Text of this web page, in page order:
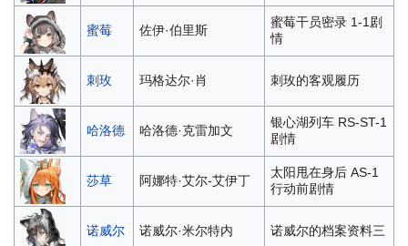
蜜莓 佐伊·伯里斯
蜜莓干员密录 1-1剧
情
刺玫 玛格达尔·肖 刺玫的客观履历
哈洛德 哈洛德·克雷加文
银心湖列车 RS-ST-1
剧情
莎草 阿娜特·艾尔-艾伊丁
太阳甩在身后 AS-1
行动前剧情
诺威尔 诺威尔·米尔特内 诺威尔的档案资料三